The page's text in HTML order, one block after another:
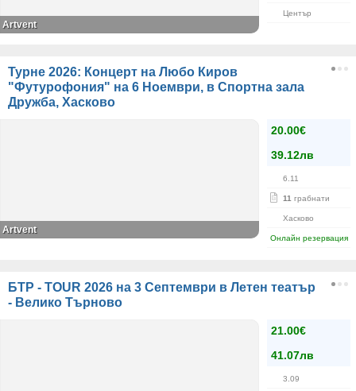
Център
Artvent
Турне 2026: Концерт на Любо Киров
"Футурофония" на 6 Ноември, в Спортна зала
Дружба, Хасково
20.00€
39.12лв
6.11
11 грабнати
Хасково
Онлайн резервация
Artvent
БТР - TOUR 2026 на 3 Септември в Летен театър
- Велико Търново
21.00€
41.07лв
3.09